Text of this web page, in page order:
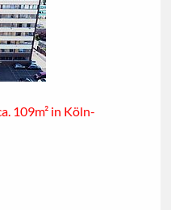
109m² in Köln-